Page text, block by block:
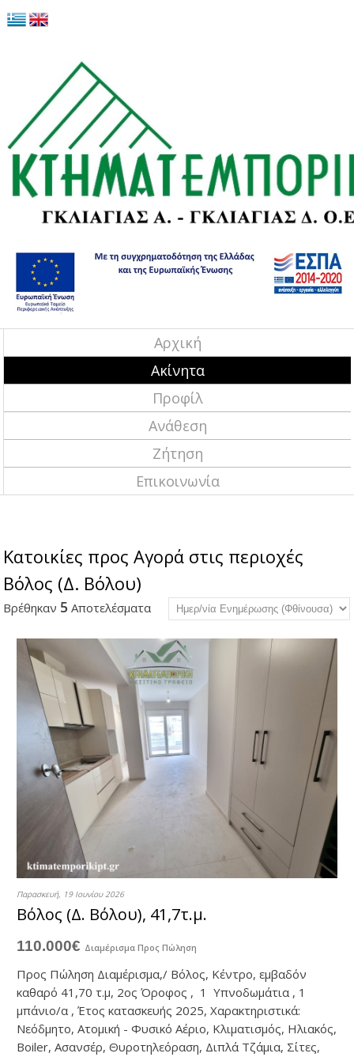
Αρχική
Ακίνητα
Προφίλ
Ανάθεση
Ζήτηση
Επικοινωνία
Κατοικίες προς Αγορά στις περιοχές
Βόλος (Δ. Βόλου)
Βρέθηκαν 5 Αποτελέσματα
Παρασκευή, 19 Ιουνίου 2026
Βόλος (Δ. Βόλου), 41,7τ.μ.
110.000€ Διαμέρισμα Προς Πώληση
Προς Πώληση Διαμέρισμα,/ Βόλος, Κέντρο, εμβαδόν
καθαρό 41,70 τ.μ, 2ος Όροφος , 1 Υπνοδωμάτια , 1
μπάνιο/α , Έτος κατασκευής 2025, Χαρακτηριστικά:
Νεόδμητο, Ατομική - Φυσικό Αέριο, Κλιματισμός, Ηλιακός,
Boiler, Ασανσέρ, Θυροτηλεόραση, Διπλά Τζάμια, Σίτες,